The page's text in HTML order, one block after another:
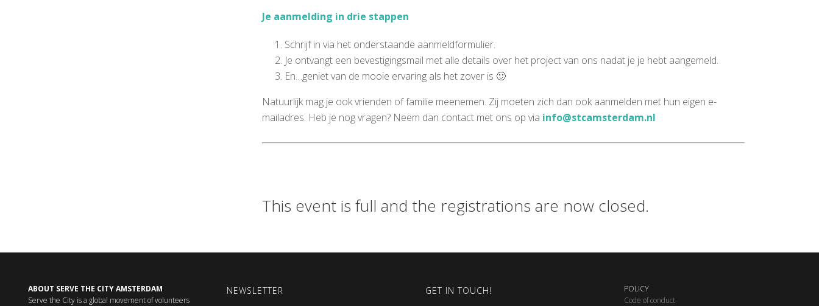
Je aanmelding in drie stappen
Schrijf in via het onderstaande aanmeldformulier.
Je ontvangt een bevestigingsmail met alle details over het project van ons nadat je je hebt aangemeld.
En…geniet van de mooie ervaring als het zover is 🙂
Natuurlijk mag je ook vrienden of familie meenemen. Zij moeten zich dan ook aanmelden met hun eigen e-
mailadres. Heb je nog vragen? Neem dan contact met ons op via info@stcamsterdam.nl
This event is full and the registrations are now closed.
ABOUT SERVE THE CITY AMSTERDAM
Serve the City is a global movement of volunteers
NEWSLETTER GET IN TOUCH!
POLICY
Code of conduct